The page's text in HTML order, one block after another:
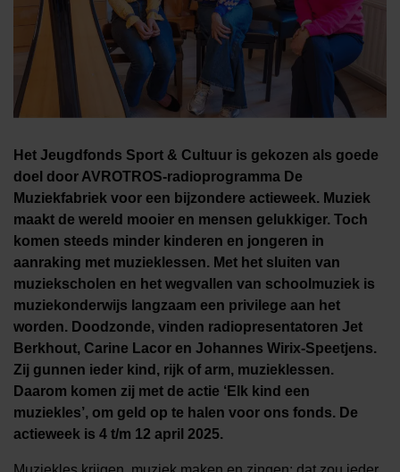
Het Jeugdfonds Sport & Cultuur is gekozen als goede
doel door AVROTROS-radioprogramma De
Muziekfabriek voor een bijzondere actieweek. Muziek
maakt de wereld mooier en mensen gelukkiger. Toch
komen steeds minder kinderen en jongeren in
aanraking met muzieklessen. Met het sluiten van
muziekscholen en het wegvallen van schoolmuziek is
muziekonderwijs langzaam een privilege aan het
worden. Doodzonde, vinden radiopresentatoren Jet
Berkhout, Carine Lacor en Johannes Wirix-Speetjens.
Zij gunnen ieder kind, rijk of arm, muzieklessen.
Daarom komen zij met de actie ‘Elk kind een
muziekles’, om geld op te halen voor ons fonds. De
actieweek is 4 t/m 12 april 2025.